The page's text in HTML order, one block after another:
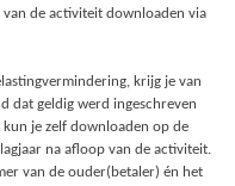
de activiteit downloaden via
krijg je van
dat geldig werd ingeschreven
je zelf downloaden op de
na afloop van de activiteit.
van de ouder(betaler) én het